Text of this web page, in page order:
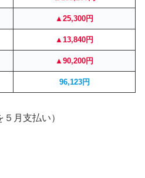
▲25,300円
▲13,840円
▲90,200円
96,123円
月支払い）